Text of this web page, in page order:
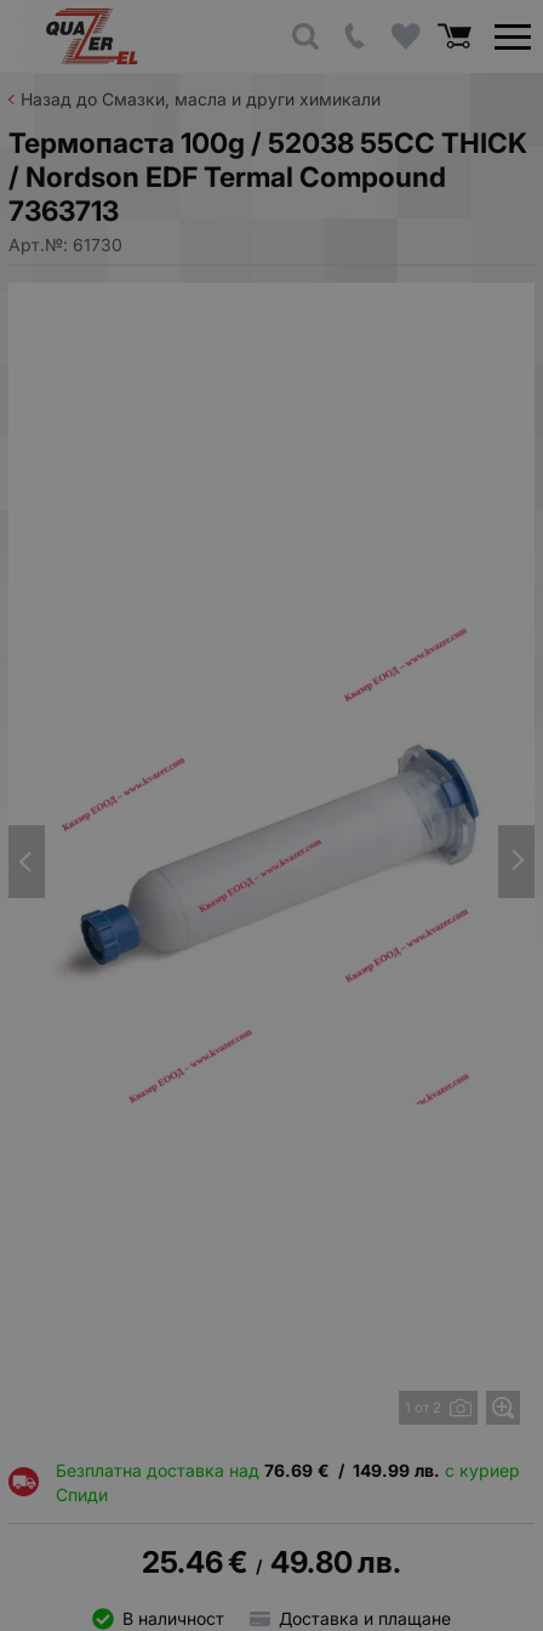
Назад до Смазки, масла и други химикали
Термопаста 100g / 52038 55CC THICK
/ Nordson EDF Termal Compound
7363713
Арт.№: 61730
1 от 2
Безплатна доставка над 76.69 € / 149.99 лв. с куриер
Спиди
25.46€ / 49.80лв.
В наличност Доставка и плащане